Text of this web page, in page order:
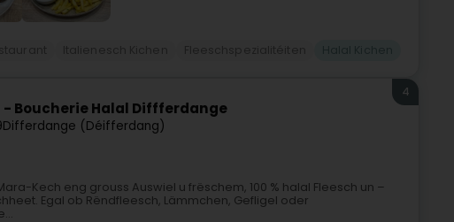
Boucherie Halal Diffferdange
Differdange (Déifferdang)
4
Kech eng grouss Auswiel u frëschem, 100 % halal Fleesch un –
Egal ob Rëndfleesch, Lämmchen, Gefligel oder